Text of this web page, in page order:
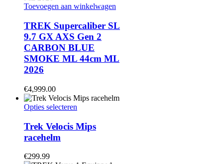
de
Toevoegen aan winkelwagen
TREK Supercaliber SL
9.7 GX AXS Gen 2
CARBON BLUE
SMOKE ML 44cm ML
2026
€4,999.00
Opties selecteren
heeft
meerdere
Trek Velocis Mips
racehelm
€299.99